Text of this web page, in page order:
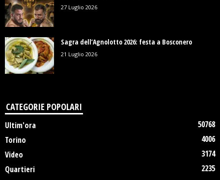
27 Luglio 2026
Sagra dell’Agnolotto 2026: festa a Bosconero
21 Luglio 2026
CATEGORIE POPOLARI
Ultim'ora
50768
Torino
4006
Video
3174
Quartieri
2235